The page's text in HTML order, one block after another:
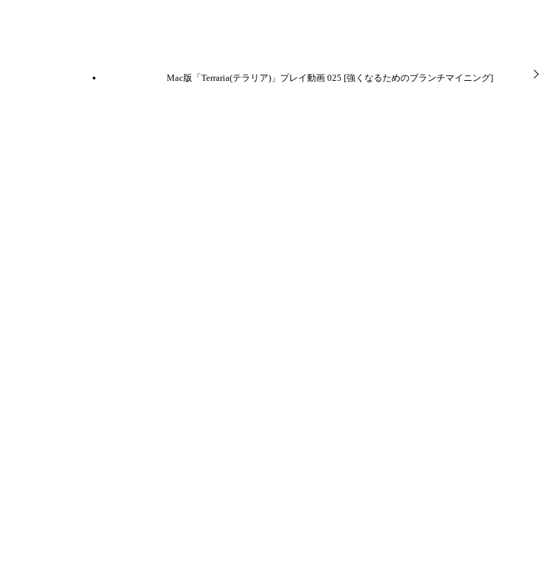
Mac版「Terraria(テラリア)」プレイ動画 025 [強くなるためのブランチマイニング]